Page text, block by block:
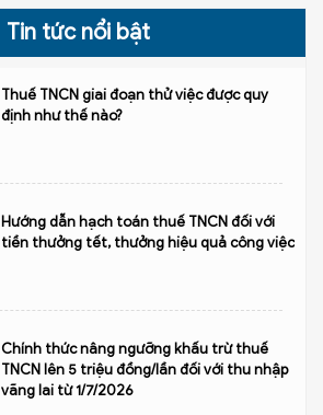
Tin tức nổi bật
Thuế TNCN giai đoạn thử việc được quy
định như thế nào?
Hướng dẫn hạch toán thuế TNCN đối với
tiền thưởng tết, thưởng hiệu quả công việc
Chính thức nâng ngưỡng khấu trừ thuế
TNCN lên 5 triệu đồng/lần đối với thu nhập
vãng lai từ 1/7/2026